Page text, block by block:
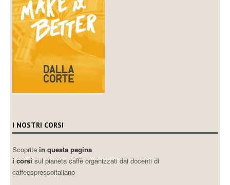
I NOSTRI CORSI
Scopritein questa pagina
i corsi sul pianeta caffè organizzati dai docenti di
caffeespressoitaliano